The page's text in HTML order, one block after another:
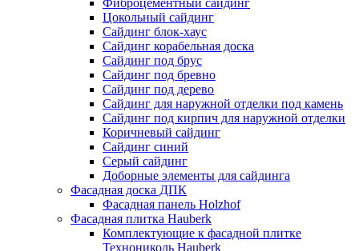
Фиброцементный сайдинг
Цокольный сайдинг
Сайдинг блок-хаус
Сайдинг корабельная доска
Сайдинг под брус
Сайдинг под бревно
Сайдинг под дерево
Сайдинг для наружной отделки под камень
Сайдинг под кирпич для наружной отделки
Коричневый сайдинг
Сайдинг синий
Серый сайдинг
Доборные элементы для сайдинга
Фасадная доска ДПК
Фасадная панель Holzhof
Фасадная плитка Hauberk
Комплектующие к фасадной плитке
Технониколь Hauberk